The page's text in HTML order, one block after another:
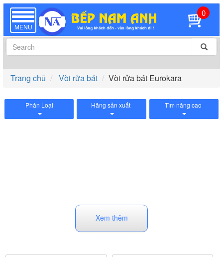
TOGGLE
NAVIGATION
MENU
0
Trang chủ Vòi rửa bát Vòi rửa bát Eurokara
Phân Loại Hãng sản xuất Tìm nâng cao
Xem thêm